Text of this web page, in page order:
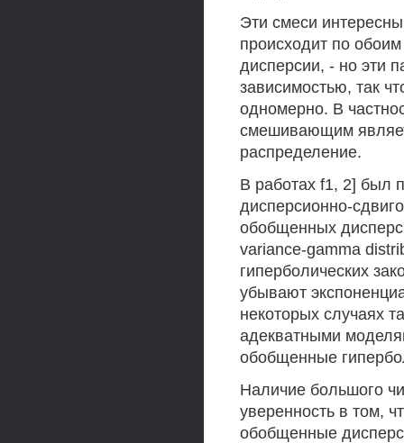
Эти смеси
происходит по
дисперсии, - но эти
зависимостью, так
одномерно. В
смешивающим
распределение.
В работах f1, 2] был
дисперсионно-
обобщенных
variance-gamma
гиперболических
убывают
некоторых случаях
адекватными
обобщенные
Наличие большого
уверенность в том,
обобщенные